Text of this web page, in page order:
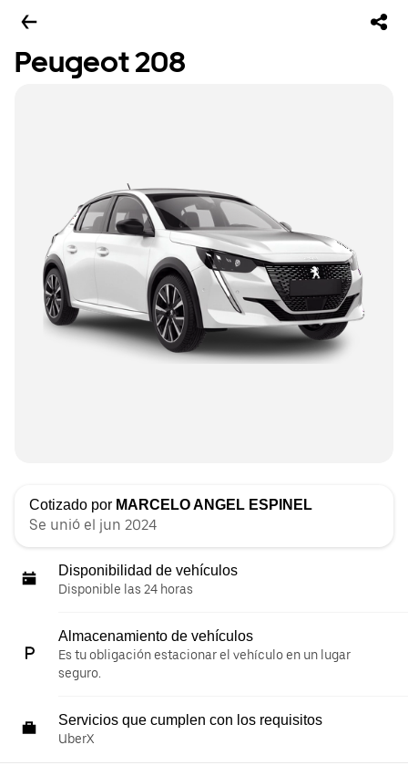
Peugeot 208
Cotizado por MARCELO ANGEL ESPINEL
Se unió el jun 2024
Disponibilidad de vehículos
Disponible las 24 horas
Almacenamiento de vehículos
Es tu obligación estacionar el vehículo en un lugar
seguro.
Servicios que cumplen con los requisitos
UberX